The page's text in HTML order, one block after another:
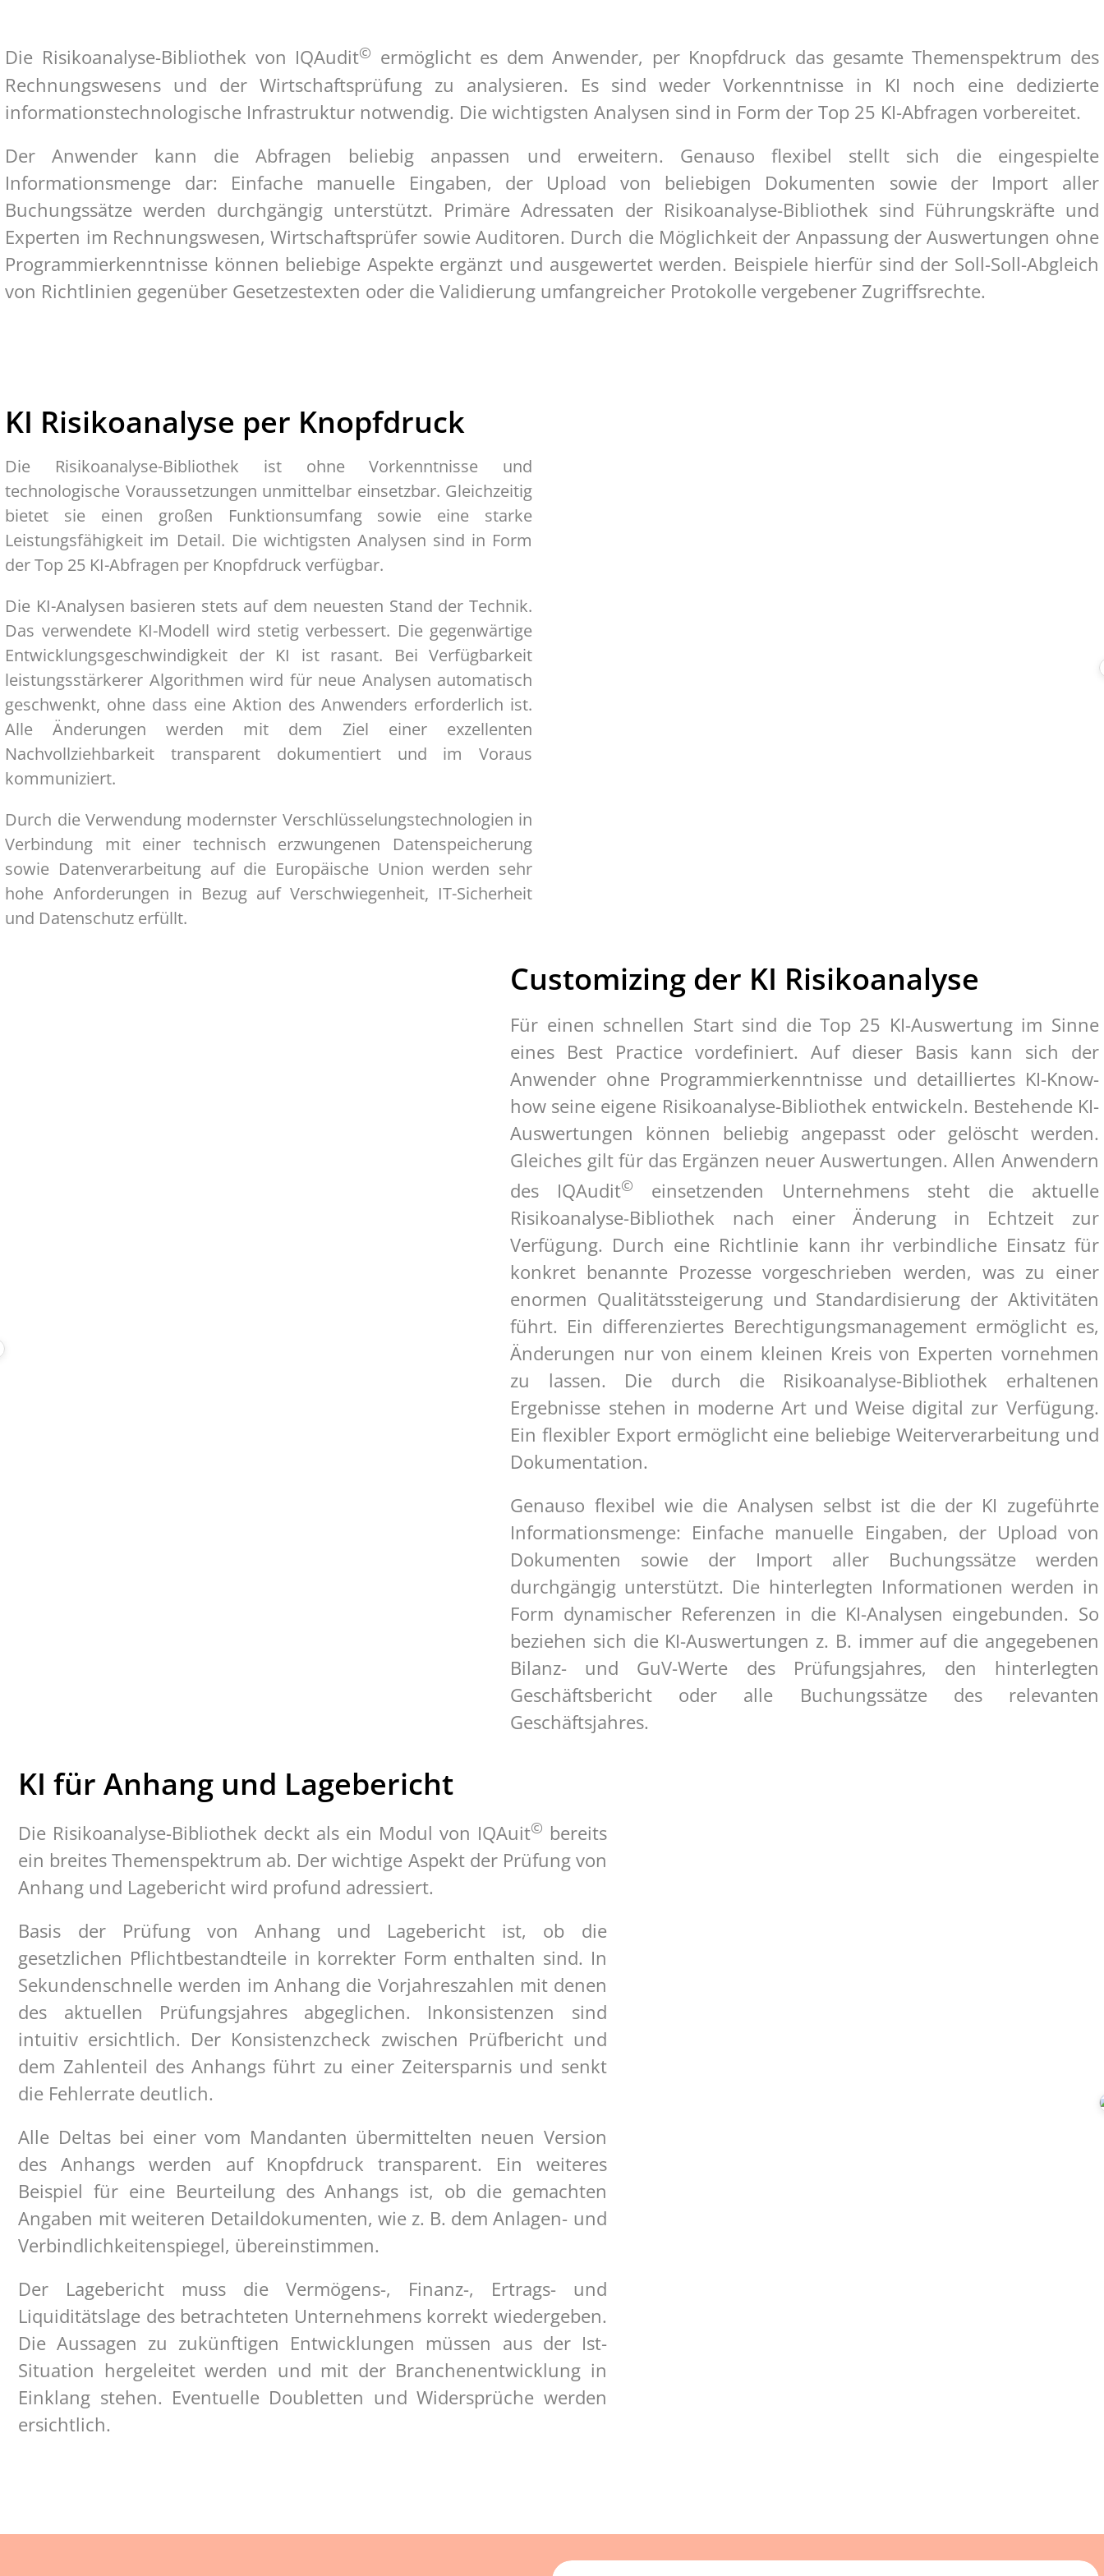
Die Risikoanalyse-Bibliothek von IQAudit© ermöglicht es dem Anwender, per Knopfdruck das gesamte Themenspektrum des
Rechnungswesens und der Wirtschaftsprüfung zu analysieren. Es sind weder Vorkenntnisse in KI noch eine dedizierte
informationstechnologische Infrastruktur notwendig. Die wichtigsten Analysen sind in Form der Top 25 KI-Abfragen vorbereitet.
Der Anwender kann die Abfragen beliebig anpassen und erweitern. Genauso flexibel stellt sich die eingespielte
Informationsmenge dar: Einfache manuelle Eingaben, der Upload von beliebigen Dokumenten sowie der Import aller
Buchungssätze werden durchgängig unterstützt. Primäre Adressaten der Risikoanalyse-Bibliothek sind Führungskräfte und
Experten im Rechnungswesen, Wirtschaftsprüfer sowie Auditoren. Durch die Möglichkeit der Anpassung der Auswertungen ohne
Programmierkenntnisse können beliebige Aspekte ergänzt und ausgewertet werden. Beispiele hierfür sind der Soll-Soll-Abgleich
von Richtlinien gegenüber Gesetzestexten oder die Validierung umfangreicher Protokolle vergebener Zugriffsrechte.
KI Risikoanalyse per Knopfdruck
Die Risikoanalyse-Bibliothek ist ohne Vorkenntnisse und
technologische Voraussetzungen unmittelbar einsetzbar. Gleichzeitig
bietet sie einen großen Funktionsumfang sowie eine starke
Leistungsfähigkeit im Detail. Die wichtigsten Analysen sind in Form
der Top 25 KI-Abfragen per Knopfdruck verfügbar.
Die KI-Analysen basieren stets auf dem neuesten Stand der Technik.
Das verwendete KI-Modell wird stetig verbessert. Die gegenwärtige
Entwicklungsgeschwindigkeit der KI ist rasant. Bei Verfügbarkeit
leistungsstärkerer Algorithmen wird für neue Analysen automatisch
geschwenkt, ohne dass eine Aktion des Anwenders erforderlich ist.
Alle Änderungen werden mit dem Ziel einer exzellenten
Nachvollziehbarkeit transparent dokumentiert und im Voraus
kommuniziert.
Durch die Verwendung modernster Verschlüsselungstechnologien in
Verbindung mit einer technisch erzwungenen Datenspeicherung
sowie Datenverarbeitung auf die Europäische Union werden sehr
hohe Anforderungen in Bezug auf Verschwiegenheit, IT-Sicherheit
und Datenschutz erfüllt.
Customizing der KI Risikoanalyse
Für einen schnellen Start sind die Top 25 KI-Auswertung im Sinne
eines Best Practice vordefiniert. Auf dieser Basis kann sich der
Anwender ohne Programmierkenntnisse und detailliertes KI-Know-
how seine eigene Risikoanalyse-Bibliothek entwickeln. Bestehende KI-
Auswertungen können beliebig angepasst oder gelöscht werden.
Gleiches gilt für das Ergänzen neuer Auswertungen. Allen Anwendern
des IQAudit©
einsetzenden Unternehmens steht die aktuelle
Risikoanalyse-Bibliothek nach einer Änderung in Echtzeit zur
Verfügung. Durch eine Richtlinie kann ihr verbindliche Einsatz für
konkret benannte Prozesse vorgeschrieben werden, was zu einer
enormen Qualitätssteigerung und Standardisierung der Aktivitäten
führt. Ein differenziertes Berechtigungsmanagement ermöglicht es,
Änderungen nur von einem kleinen Kreis von Experten vornehmen
zu lassen. Die durch die Risikoanalyse-Bibliothek erhaltenen
Ergebnisse stehen in moderne Art und Weise digital zur Verfügung.
Ein flexibler Export ermöglicht eine beliebige Weiterverarbeitung und
Dokumentation.
Genauso flexibel wie die Analysen selbst ist die der KI zugeführte
Informationsmenge: Einfache manuelle Eingaben, der Upload von
Dokumenten sowie der Import aller Buchungssätze werden
durchgängig unterstützt. Die hinterlegten Informationen werden in
Form dynamischer Referenzen in die KI-Analysen eingebunden. So
beziehen sich die KI-Auswertungen z. B. immer auf die angegebenen
Bilanz- und GuV-Werte des Prüfungsjahres, den hinterlegten
Geschäftsbericht oder alle Buchungssätze des relevanten
Geschäftsjahres.
KI für Anhang und Lagebericht
Die Risikoanalyse-Bibliothek deckt als ein Modul von IQAuit© bereits
ein breites Themenspektrum ab. Der wichtige Aspekt der Prüfung von
Anhang und Lagebericht wird profund adressiert.
Basis der Prüfung von Anhang und Lagebericht ist, ob die
gesetzlichen Pflichtbestandteile in korrekter Form enthalten sind. In
Sekundenschnelle werden im Anhang die Vorjahreszahlen mit denen
des aktuellen Prüfungsjahres abgeglichen. Inkonsistenzen sind
intuitiv ersichtlich. Der Konsistenzcheck zwischen Prüfbericht und
dem Zahlenteil des Anhangs führt zu einer Zeitersparnis und senkt
die Fehlerrate deutlich.
Alle Deltas bei einer vom Mandanten übermittelten neuen Version
des Anhangs werden auf Knopfdruck transparent. Ein weiteres
Beispiel für eine Beurteilung des Anhangs ist, ob die gemachten
Angaben mit weiteren Detaildokumenten, wie z. B. dem Anlagen- und
Verbindlichkeitenspiegel, übereinstimmen.
Der Lagebericht muss die Vermögens-, Finanz-, Ertrags- und
Liquiditätslage des betrachteten Unternehmens korrekt wiedergeben.
Die Aussagen zu zukünftigen Entwicklungen müssen aus der Ist-
Situation hergeleitet werden und mit der Branchenentwicklung in
Einklang stehen. Eventuelle Doubletten und Widersprüche werden
ersichtlich.